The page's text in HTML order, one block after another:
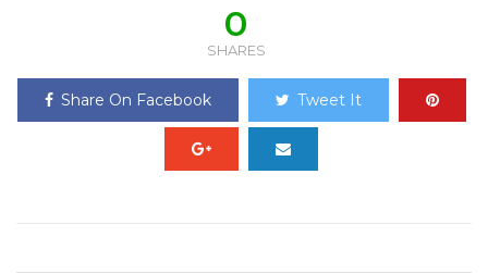
0
SHARES
Share On Facebook Tweet It